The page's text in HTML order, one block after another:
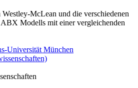
McLean und die verschiedenen
Modells mit einer vergleichenden
Universität München